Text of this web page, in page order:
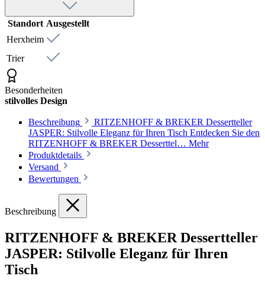
Standort Ausgestellt
Herxheim
Trier
Besonderheiten
stilvolles Design
Beschreibung
RITZENHOFF & BREKER Dessertteller
JASPER: Stilvolle Eleganz für Ihren Tisch Entdecken Sie den
RITZENHOFF & BREKER Desserttel… Mehr
Produktdetails
Versand
Bewertungen
Beschreibung
RITZENHOFF & BREKER Dessertteller
JASPER: Stilvolle Eleganz für Ihren
Tisch